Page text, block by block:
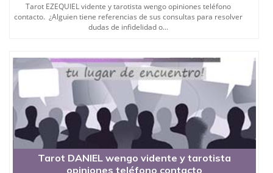
Tarot EZEQUIEL vidente y tarotista wengo opiniones teléfono
contacto. ¿Alguien tiene referencias de sus consultas para resolver
dudas de infidelidad o...
Tarot DANIEL wengo vidente y tarotista
opiniones teléfono contacto